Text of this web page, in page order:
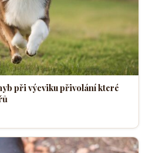
při výcviku přivolání které